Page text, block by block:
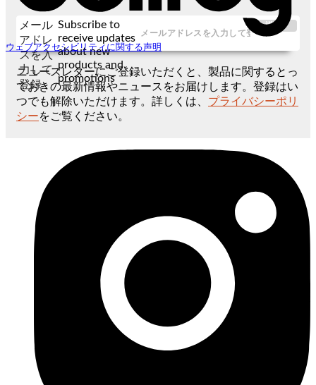
ウェブアクセシビリティに関する声明
メール
アドレ
スを入
力して
登録
Subscribe to
receive updates
about new
products and
promotions
送信
ニュースレターにご登録いただくと、製品に関するとっ
ておきの最新情報やニュースをお届けします。登録はい
つでも解除いただけます。詳しくは、 プライバシーポリ
シーをご覧ください。